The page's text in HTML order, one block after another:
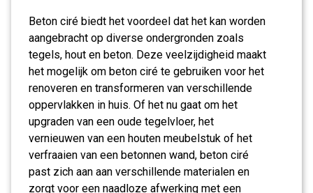
Beton ciré biedt het voordeel dat het kan worden
aangebracht op diverse ondergronden zoals
tegels, hout en beton. Deze veelzijdigheid maakt
het mogelijk om beton ciré te gebruiken voor het
renoveren en transformeren van verschillende
oppervlakken in huis. Of het nu gaat om het
upgraden van een oude tegelvloer, het
vernieuwen van een houten meubelstuk of het
verfraaien van een betonnen wand, beton ciré
past zich aan aan verschillende materialen en
zorgt voor een naadloze afwerking met een